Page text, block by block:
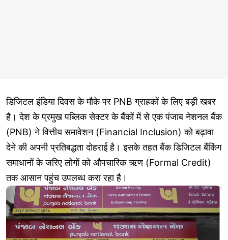
डिजिटल इंडिया दिवस के मौके पर PNB ग्राहकों के लिए बड़ी खबर
है। देश के प्रमुख पब्लिक सेक्टर के बैंकों में से एक पंजाब नेशनल बैंक
(PNB) ने वित्तीय समावेशन (Financial Inclusion) को बढ़ावा
देने की अपनी प्रतिबद्धता दोहराई है। इसके तहत बैंक डिजिटल बैंकिंग
समाधानों के जरिए लोगों को औपचारिक ऋण (Formal Credit)
तक आसान पहुंच उपलब्ध करा रहा है।